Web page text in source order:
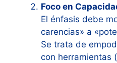
Foco en
El énfasis debe
carencias» a
Se trata de
con herramientas